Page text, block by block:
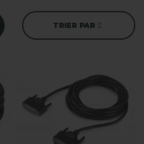
TRIER PAR